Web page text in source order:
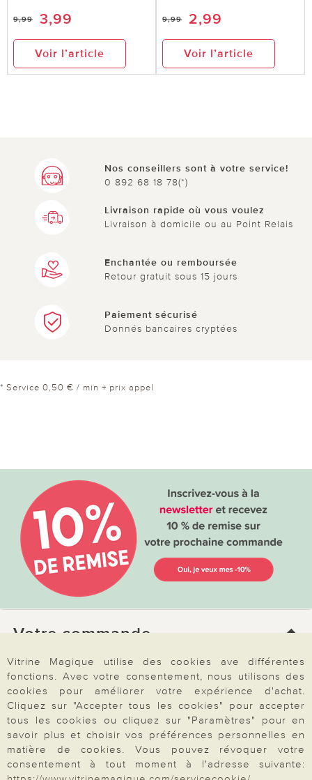
9,99 3,99
Voir l’article
9,99 2,99
Voir l’article
Nos conseillers sont à votre service!
0 892 68 18 78(*)
Livraison rapide où vous voulez
Livraison à domicile ou au Point Relais
Enchantée ou remboursée
Retour gratuit sous 15 jours
Paiement sécurisé
Donnés bancaires cryptées
* Service 0,50 € / min + prix appel
Votre commande
FAQ
Mon compte
Inscription Newsletter
Demande de catalogue
Données personnelles
Vitrine Magique utilise des cookies ave différentes
fonctions. Avec votre consentement, nous utilisons des
cookies pour améliorer votre expérience d'achat.
Cliquez sur "Accepter tous les cookies" pour accepter
tous les cookies ou cliquez sur "Paramètres" pour en
savoir plus et choisir vos préférences personnelles en
matière de cookies. Vous pouvez révoquer votre
consentement à tout moment à l'adresse suivante: